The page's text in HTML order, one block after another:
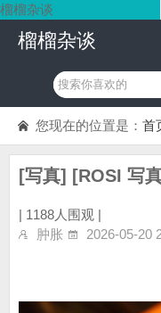
榴榴杂谈
榴榴杂谈
您现在的位置是： 首
[写真] [ROSI 写
| 1188人围观 |
肿胀
2026-05-20